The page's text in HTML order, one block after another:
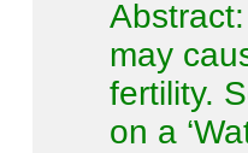
Abstract:
may
fertility.
on a